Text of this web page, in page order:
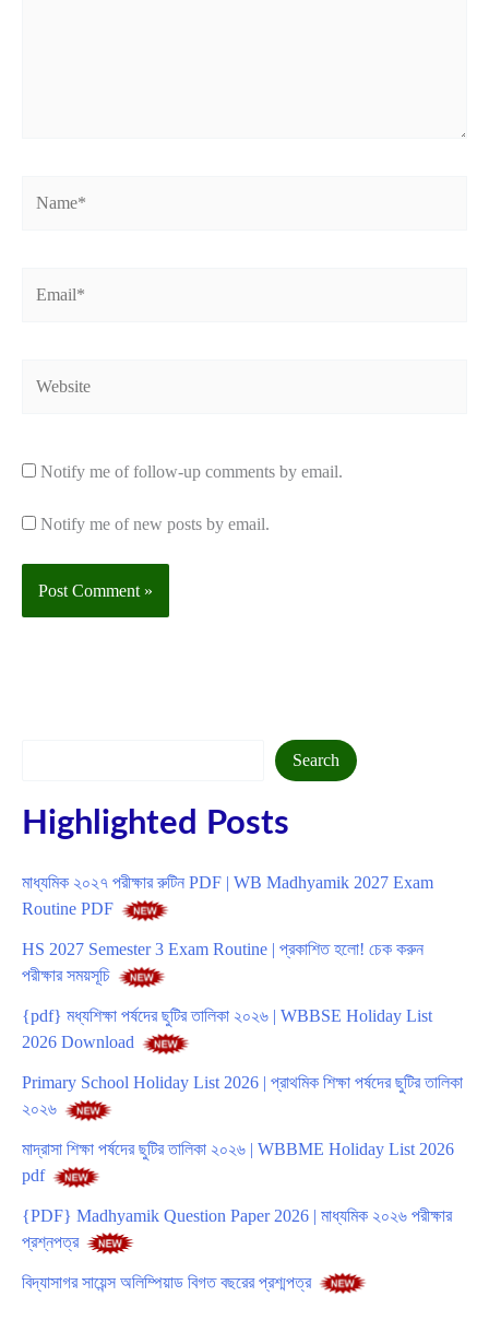
Notify me of follow-up comments by email.
Notify me of new posts by email.
Search
Highlighted Posts
মাধ্যমিক ২০২৭ পরীক্ষার রুটিন PDF | WB Madhyamik 2027 Exam
Routine PDF
HS 2027 Semester 3 Exam Routine | প্রকাশিত হলো! চেক করুন
পরীক্ষার সময়সূচি
{pdf} মধ্যশিক্ষা পর্ষদের ছুটির তালিকা ২০২৬ | WBBSE Holiday List
2026 Download
Primary School Holiday List 2026 | প্রাথমিক শিক্ষা পর্ষদের ছুটির তালিকা
২০২৬
মাদ্রাসা শিক্ষা পর্ষদের ছুটির তালিকা ২০২৬ | WBBME Holiday List 2026
pdf
{PDF} Madhyamik Question Paper 2026 | মাধ্যমিক ২০২৬ পরীক্ষার
প্রশ্নপত্র
বিদ্যাসাগর সায়েন্স অলিম্পিয়াড বিগত বছরের প্রশ্মপত্র